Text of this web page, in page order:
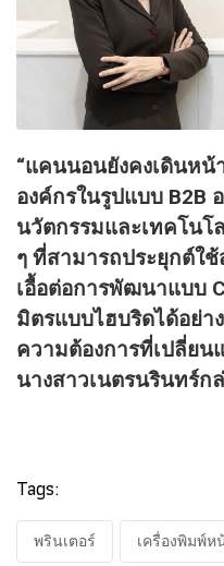
“แคนนอนยังคงเดินห
องค์กรในรูปแบบ B2B
นวัตกรรมและเทคโน
ๆ ที่สามารถประยุกต์ใ
เอื้อต่อการพัฒนาแบบ
มิตรแบบไฮบริดได้อย่
ความต้องการที่เปลี่ยน
นางสาวเนตรนรินทร์ก
Tags:
พรินเตอร์ เครื่องพิมพ์ห